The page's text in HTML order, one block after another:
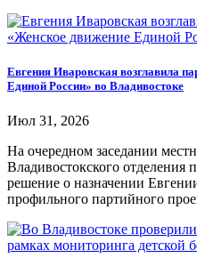
Евгения Иваровская возглавила
Единой России» во Владивостоке
Июл 31, 2026
На очередном заседании
Владивостокского отделения
решение о назначении
профильного партийного